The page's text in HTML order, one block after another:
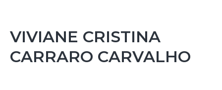
VIVIANE CRISTINA
CARRARO CARVALHO